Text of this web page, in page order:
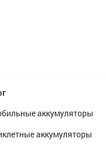
аккумуляторы
аккумуляторы